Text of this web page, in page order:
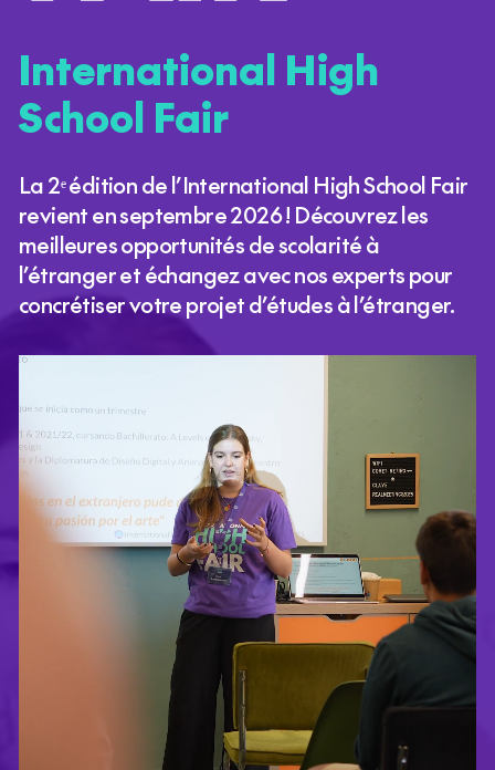
International High
School Fair
La 2ᵉ édition de l’International High School Fair
revient en septembre 2026 ! Découvrez les
meilleures opportunités de scolarité à
l’étranger et échangez avec nos experts pour
concrétiser votre projet d’études à l’étranger.